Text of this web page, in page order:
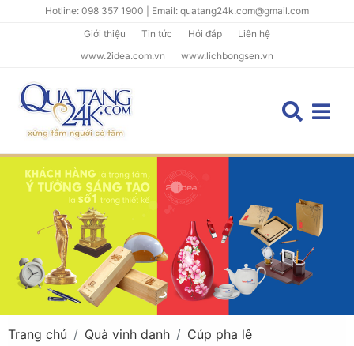
Hotline: 098 357 1900 | Email: quatang24k.com@gmail.com
Giới thiệu
Tin tức Hỏi đáp
Liên hệ
www.2idea.com.vn
www.lichbongsen.vn
Trang chủ Quà vinh danh Cúp pha lê